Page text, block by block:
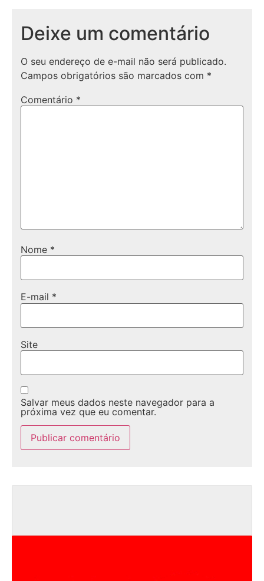
Deixe um comentário
O seu endereço de e-mail não será publicado.
Campos obrigatórios são marcados com *
Comentário *
Nome *
E-mail *
Site
Salvar meus dados neste navegador para a
próxima vez que eu comentar.